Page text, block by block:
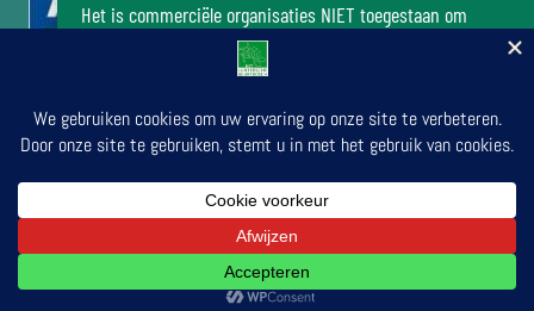
Stationsstraat 24, 6741 DH Lunteren. | Bank nr.: NL03 RABO 0337
5040 32 | KvK nr.: 41047528 | RSIN nr.: 003597477
Ontwerp:eYe-graphicsOtterlo
Het is commerciële organisaties NIET toegestaan om
zonder toestemming van het bestuur van de stichting Het
Luntersche Buurtbosch activiteiten in het buurtbos te
Doe uw verzoek om activiteiten te organiseren
in Het Luntersche Buurtbosch
Toestemming vragen